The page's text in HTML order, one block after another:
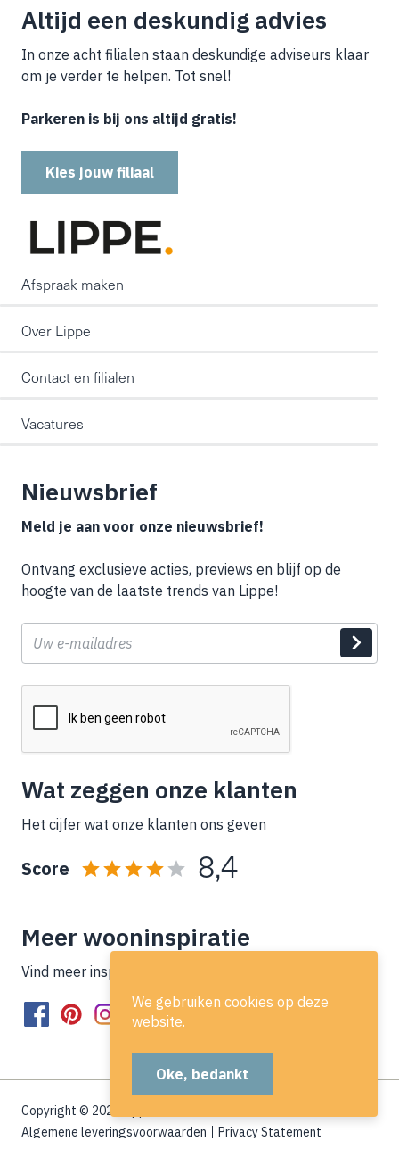
We gebruiken cookies op deze
website.
Oke, bedankt
Altijd een deskundig advies
In onze acht filialen staan deskundige adviseurs klaar
om je verder te helpen. Tot snel!
Parkeren is bij ons altijd gratis!
Kies jouw filiaal
Afspraak maken
Over Lippe
Contact en filialen
Vacatures
Nieuwsbrief
Meld je aan voor onze nieuwsbrief!
Ontvang exclusieve acties, previews en blijf op de
hoogte van de laatste trends van Lippe!
E-
mail
Wat zeggen onze klanten
Het cijfer wat onze klanten ons geven
Score 8,4
Meer wooninspiratie
Vind meer inspiratie op onze socials!
Copyright © 2026 Lippe Wonen
Algemene leveringsvoorwaarden
Privacy Statement